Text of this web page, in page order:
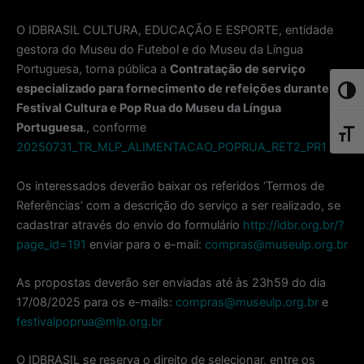
O IDBRASIL CULTURA, EDUCAÇÃO E ESPORTE, entidade
gestora do Museu do Futebol e do Museu da Língua
Portuguesa, torna pública a Contratação de serviço
especializado para fornecimento de refeições durante o
Festival Cultura e Pop Rua do Museu da Língua
Portuguesa., conforme
20250731_TR_MLP_ALIMENTACAO_POPRUA_RET2_PR1
Os interessados deverão baixar os referidos ‘Termos de
Referências’ com a descrição do serviço a ser realizado, se
cadastrar através do envio do formulário http://idbr.org.br/?
page_id=191 enviar para o e-mail: compras@museulp.org.br
As propostas deverão ser enviadas até às 23h59 do dia
17/08/2025 para os e-mails: compras@museulp.org.br e
festivalpoprua@mlp.org.br
O IDBRASIL se reserva o direito de selecionar, entre os